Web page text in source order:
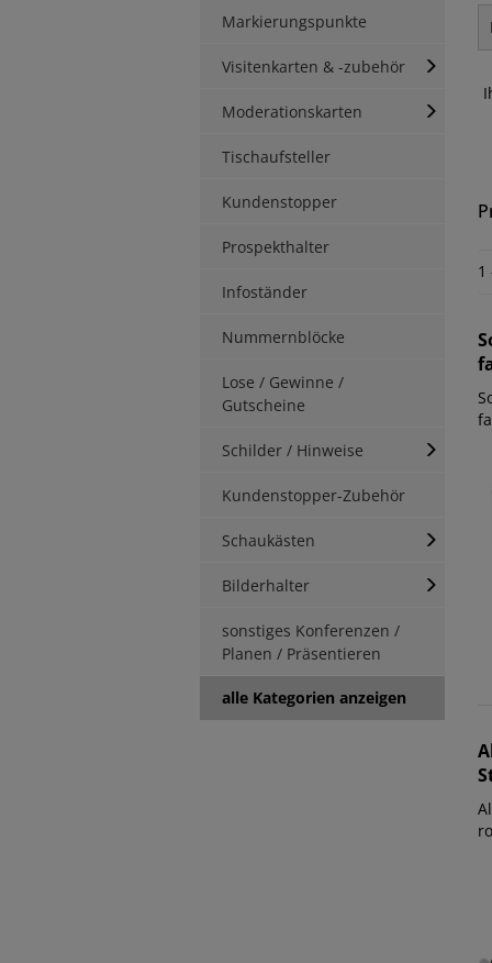
Markierungspunkte
Visitenkarten & -zubehör
Moderationskarten
Tischaufsteller
Kundenstopper
Prospekthalter
Infoständer
Nummernblöcke
Lose / Gewinne /
Gutscheine
Schilder / Hinweise
Kundenstopper-Zubehör
Schaukästen
Bilderhalter
sonstiges Konferenzen /
Planen / Präsentieren
alle Kategorien anzeigen
1